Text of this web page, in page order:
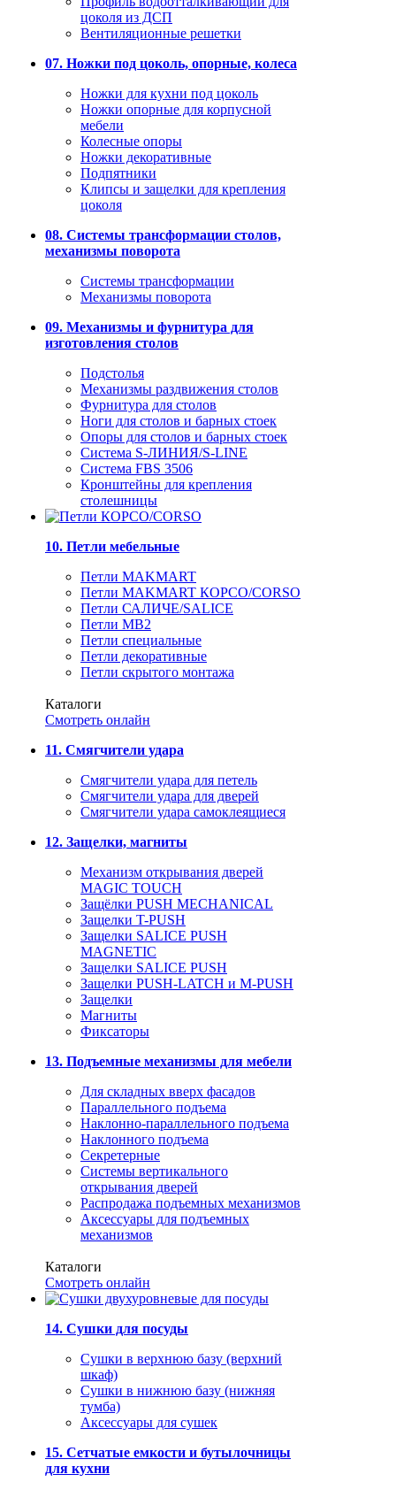
цоколя из ДСП
Вентиляционные решетки
07. Ножки под цоколь, опорные, колеса
Ножки для кухни под цоколь
Ножки опорные для корпусной
мебели
Колесные опоры
Ножки декоративные
Подпятники
Клипсы и защелки для крепления
цоколя
08. Системы трансформации столов,
механизмы поворота
Системы трансформации
Механизмы поворота
09. Механизмы и фурнитура для
изготовления столов
Подстолья
Механизмы раздвижения столов
Фурнитура для столов
Ноги для столов и барных стоек
Опоры для столов и барных стоек
Система S-ЛИНИЯ/S-LINE
Система FBS 3506
Кронштейны для крепления
столешницы
10. Петли мебельные
Петли MAKMART
Петли MAKMART КОРСО/CORSO
Петли САЛИЧЕ/SALICE
Петли MB2
Петли специальные
Петли декоративные
Петли скрытого монтажа
Каталоги
Смотреть онлайн
11. Смягчители удара
Смягчители удара для петель
Смягчители удара для дверей
Cмягчители удара самоклеящиеся
12. Защелки, магниты
Механизм открывания дверей
MAGIC TOUCH
Защёлки PUSH MECHANICAL
Защелки T-PUSH
Защелки SALICE PUSH
MAGNETIC
Защелки SALICE PUSH
Защелки PUSH-LATCH и M-PUSH
Защелки
Магниты
Фиксаторы
13. Подъемные механизмы для мебели
Для складных вверх фасадов
Параллельного подъема
Наклонно-параллельного подъема
Наклонного подъема
Секретерные
Системы вертикального
открывания дверей
Распродажа подъемных механизмов
Аксессуары для подъемных
механизмов
Каталоги
Смотреть онлайн
14. Сушки для посуды
Сушки в верхнюю базу (верхний
шкаф)
Сушки в нижнюю базу (нижняя
тумба)
Аксессуары для сушек
15. Сетчатые емкости и бутылочницы
для кухни